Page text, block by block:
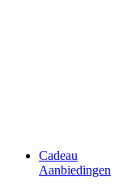
Cadeau
Aanbiedingen